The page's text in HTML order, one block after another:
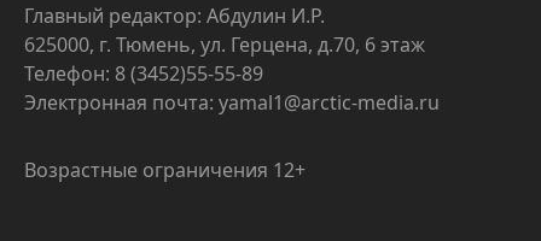
Главный редактор: Абдулин И.Р.
625000, г. Тюмень, ул. Герцена, д.70, 6 этаж
Телефон: 8 (3452)55-55-89
Электронная почта: yamal1@arctic-media.ru
Возрастные ограничения 12+